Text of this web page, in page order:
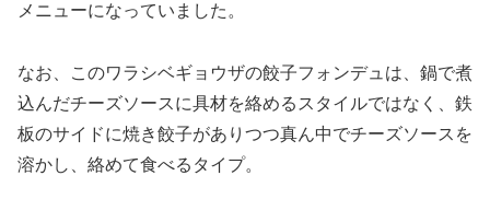
メニューになっていました。
なお、このワラシベギョウザの餃子フォンデュは、鍋で煮
込んだチーズソースに具材を絡めるスタイルではなく、鉄
板のサイドに焼き餃子がありつつ真ん中でチーズソースを
溶かし、絡めて食べるタイプ。